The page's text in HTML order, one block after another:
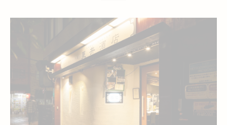
家族で集う記念日ディナーのおすすめポイ
半個室で味わう落ち着きの記念日ディナー提案
半個室で過ごす穏やかな記念日ディナーの
魅力
記念日を静かに祝う個室空間でのおすすめ
体験